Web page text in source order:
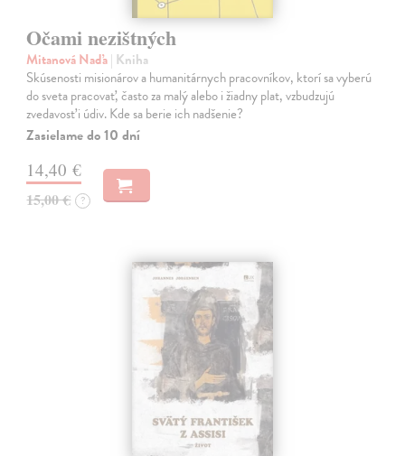
Očami nezištných
Mitanová Naďa| Kniha
Skúsenosti misionárov a humanitárnych pracovníkov, ktorí sa vyberú
do sveta pracovať, často za malý alebo i žiadny plat, vzbudzujú
zvedavosť i údiv. Kde sa berie ich nadšenie?
Zasielame do 10 dní
14,40 €
15,00 € ?